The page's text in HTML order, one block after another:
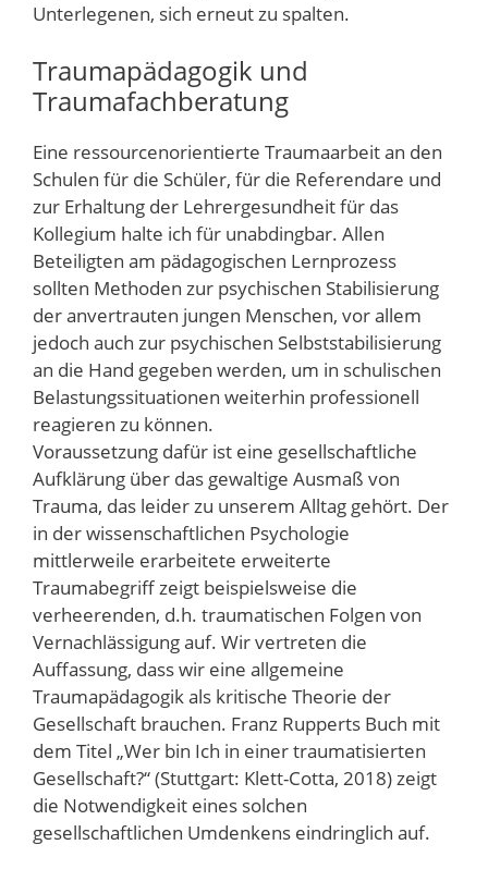
Unterlegenen, sich erneut zu spalten.
Traumapädagogik und
Traumafachberatung
Eine ressourcenorientierte Traumaarbeit an den
Schulen für die Schüler, für die Referendare und
zur Erhaltung der Lehrergesundheit für das
Kollegium halte ich für unabdingbar. Allen
Beteiligten am pädagogischen Lernprozess
sollten Methoden zur psychischen Stabilisierung
der anvertrauten jungen Menschen, vor allem
jedoch auch zur psychischen Selbststabilisierung
an die Hand gegeben werden, um in schulischen
Belastungssituationen weiterhin professionell
reagieren zu können.
Voraussetzung dafür ist eine gesellschaftliche
Aufklärung über das gewaltige Ausmaß von
Trauma, das leider zu unserem Alltag gehört. Der
in der wissenschaftlichen Psychologie
mittlerweile erarbeitete erweiterte
Traumabegriff zeigt beispielsweise die
verheerenden, d.h. traumatischen Folgen von
Vernachlässigung auf. Wir vertreten die
Auffassung, dass wir eine allgemeine
Traumapädagogik als kritische Theorie der
Gesellschaft brauchen. Franz Rupperts Buch mit
dem Titel „Wer bin Ich in einer traumatisierten
Gesellschaft?“ (Stuttgart: Klett-Cotta, 2018) zeigt
die Notwendigkeit eines solchen
gesellschaftlichen Umdenkens eindringlich auf.